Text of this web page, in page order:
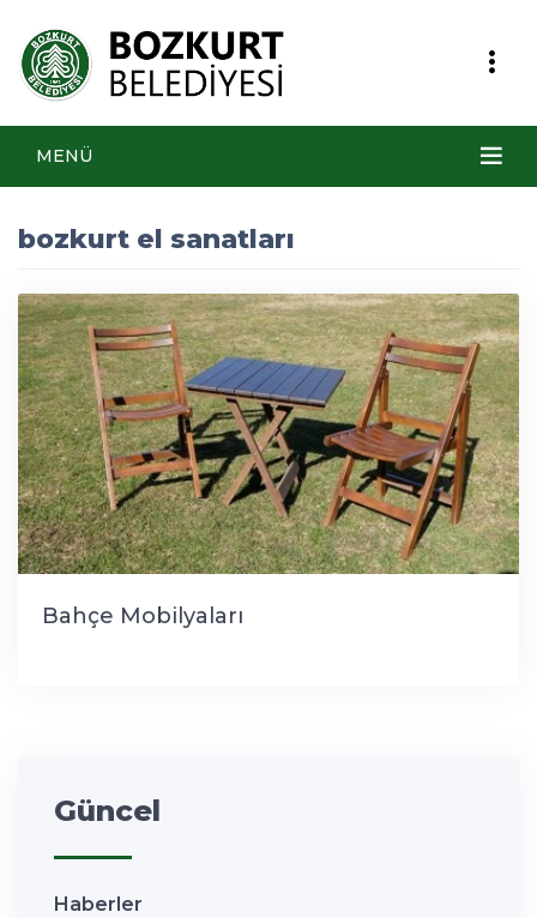
MENÜ
bozkurt el sanatları
Bahçe Mobilyaları
Güncel
Haberler